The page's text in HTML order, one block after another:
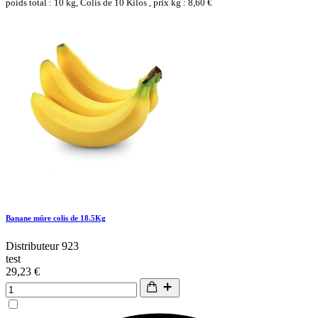
poids total : 10 kg, Colis de 10 Kilos , prix kg : 8,60 €
Banane mûre colis de 18.5Kg
Distributeur 923
test
29,23 €